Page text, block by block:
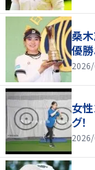
桑
優勝
女
グ！